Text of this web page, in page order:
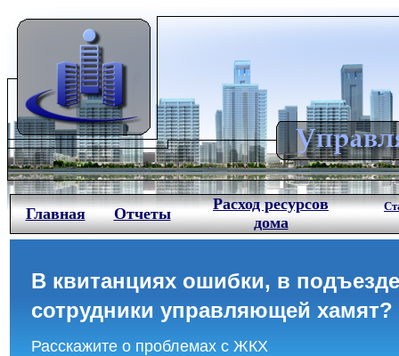
Главная Отчеты
Расход ресурсов
дома
В квитанциях ошибки, в
сотрудники управляющей хамят?
Расскажите о проблемах с ЖКХ